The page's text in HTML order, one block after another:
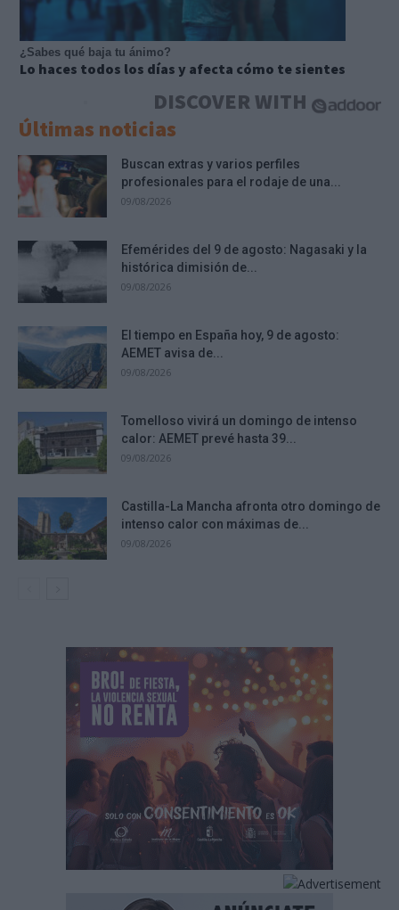
¿Sabes qué baja tu ánimo?
Lo haces todos los días y afecta cómo te sientes
DISCOVER WITH
Últimas noticias
Buscan extras y varios perfiles
profesionales para el rodaje de una...
09/08/2026
Efemérides del 9 de agosto: Nagasaki y la
histórica dimisión de...
09/08/2026
El tiempo en España hoy, 9 de agosto:
AEMET avisa de...
09/08/2026
Tomelloso vivirá un domingo de intenso
calor: AEMET prevé hasta 39...
09/08/2026
Castilla-La Mancha afronta otro domingo de
intenso calor con máximas de...
09/08/2026